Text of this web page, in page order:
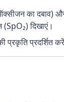
का दबाव)
दिखाएं।
प्रकृति प्रदर्शित